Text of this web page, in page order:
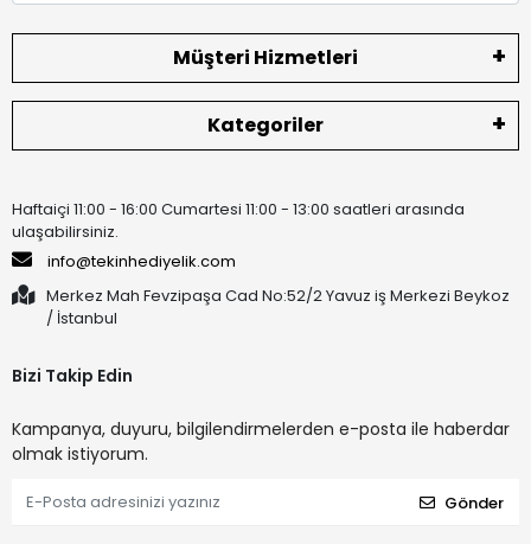
Müşteri Hizmetleri
Kategoriler
Haftaiçi 11:00 - 16:00 Cumartesi 11:00 - 13:00 saatleri arasında
ulaşabilirsiniz.
info@tekinhediyelik.com
Merkez Mah Fevzipaşa Cad No:52/2 Yavuz iş Merkezi Beykoz
/ İstanbul
Bizi Takip Edin
Kampanya, duyuru, bilgilendirmelerden e-posta ile haberdar
olmak istiyorum.
Gönder